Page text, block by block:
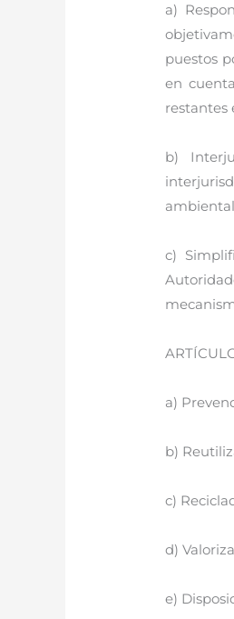
a)
puestos
en
restantes
b)
c)
a)
b)
c)
d)
e)